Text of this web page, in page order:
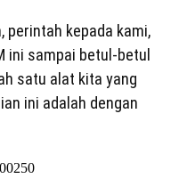
perintah kepada kami,
ini sampai betul-betul
satu alat kita yang
ini adalah dengan